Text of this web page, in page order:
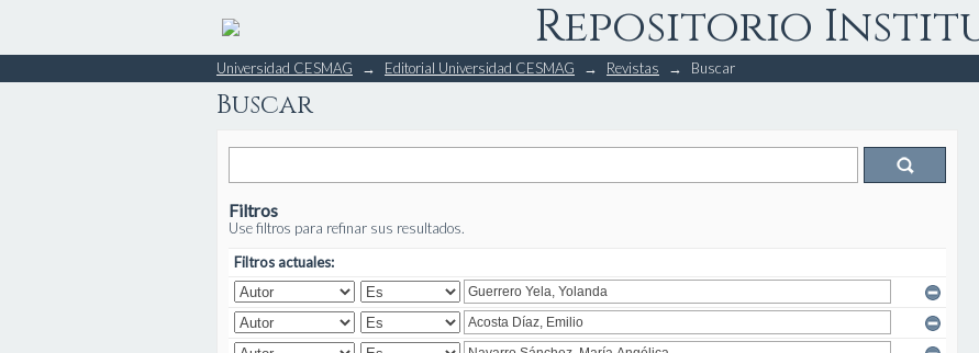
Repositorio
Buscar
Universidad CESMAG → Editorial Universidad CESMAG → Revistas → Buscar
Buscar
Filtros
Use filtros para refinar sus resultados.
Filtros actuales: